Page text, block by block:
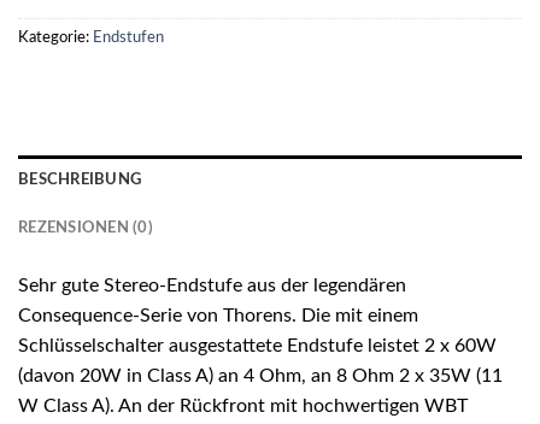
Kategorie: Endstufen
BESCHREIBUNG
REZENSIONEN (0)
Sehr gute Stereo-Endstufe aus der legendären
Consequence-Serie von Thorens. Die mit einem
Schlüsselschalter ausgestattete Endstufe leistet 2 x 60W
(davon 20W in Class A) an 4 Ohm, an 8 Ohm 2 x 35W (11
W Class A). An der Rückfront mit hochwertigen WBT